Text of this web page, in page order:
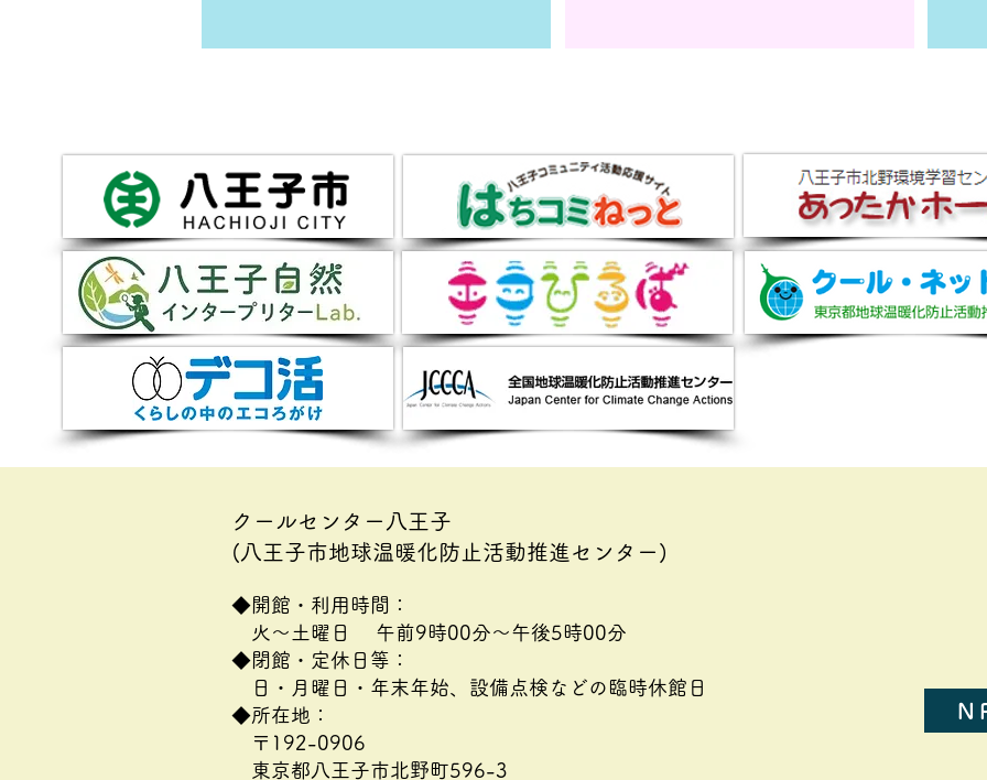
クールセンター八王子
(八王子市地球温暖化防止活動推進センター)
◆開館・利用時間：
火～土曜日 午前9時00分～午後5時00分
◆閉館・定休日等：
日・月曜日・年末年始、設備点検などの臨時休館日
◆所在地：
〒192-0906
​東京都八王子市北野町596-3